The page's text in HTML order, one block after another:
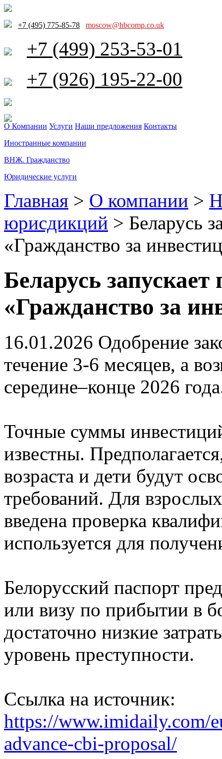
+7 (495) 775-85-78 moscow@hbcomp.co.uk
+7 (499) 253-53-01
+7 (926) 195-22-00
О Компании Услуги Наши предложения Контакты
Иностранные компании
ВНЖ. Гражданство
Юридические услуги
Главная > О компании >
юрисдикций > Беларусь
«Гражданство за
Беларусь
«Гражданство за
16.01.2026 Одобрение
течение 3-6 месяцев, а
середине–конце 2026
Точные суммы
известны.
возраста и дети будут
требований. Для
введена проверка
используется для
Белорусский паспорт
или визу по прибытии в
достаточно низкие
уровень преступности.
Ссылка на источник:
https://www.imidaily.com/
advance-cbi-proposal/